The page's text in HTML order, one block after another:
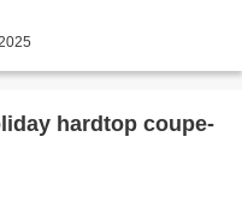
hardtop coupe-